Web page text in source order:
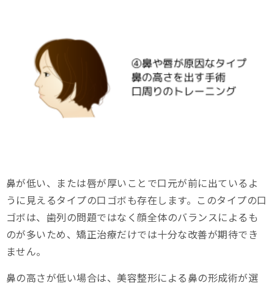
鼻が低い、または唇が厚いことで口元が前に出ているよ
うに見えるタイプの口ゴボも存在します。このタイプの口
ゴボは、歯列の問題ではなく顔全体のバランスによるも
のが多いため、矯正治療だけでは十分な改善が期待でき
ません。
鼻の高さが低い場合は、美容整形による鼻の形成術が選